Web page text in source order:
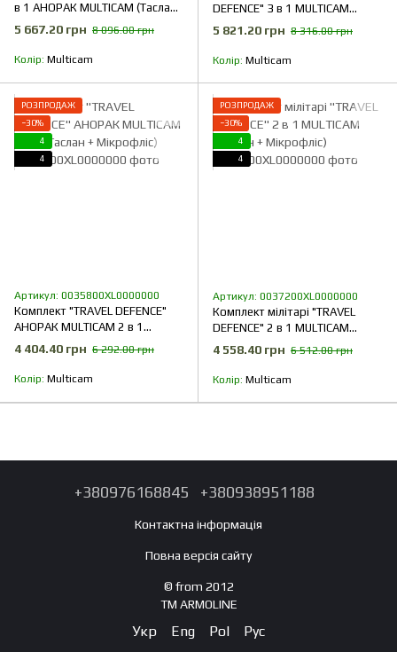
в 1 АНОРАК MULTICAM (Таслан
+ Мікрофліс)
5 667.20 грн 8 096.00 грн
Колір Multicam
DEFENCE" 3 в 1 MULTICAM
(Таслан + Мікрофліс)
5 821.20 грн 8 316.00 грн
Колір Multicam
РОЗПРОДАЖ
−30%
4
4
Артикул: 0035800XL0000000
Комплект "TRAVEL DEFENCE"
АНОРАК MULTICAM 2 в 1
(Таслан + Мікрофліс)
4 404.40 грн 6 292.00 грн
Колір Multicam
РОЗПРОДАЖ
−30%
4
4
Артикул: 0037200XL0000000
Комплект мілітарі "TRAVEL
DEFENCE" 2 в 1 MULTICAM
(Таслан + Мікрофліс)
4 558.40 грн 6 512.00 грн
Колір Multicam
+380976168845 +380938951188
Контактна інформація
Повна версія сайту
© from 2012
TM ARMOLINE
Укр Eng Pol Рус